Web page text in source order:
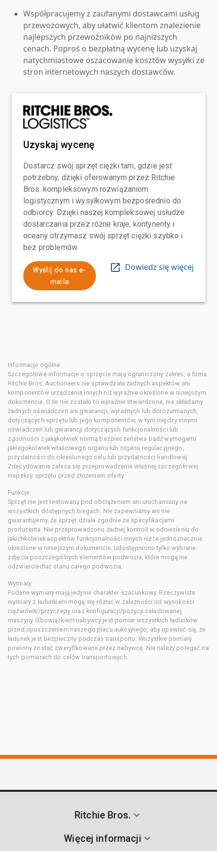
Współpracujemy z zaufanymi dostawcami usług
przewozowych, aby ułatwić klientom znalezienie
najlepszych przewoźników po najniższych
cenach. Poproś o bezpłatną wycenę lub uzyskaj
natychmiastowe oszacowanie kosztów wysyłki ze
stron internetowych naszych dostawców.
Uzyskaj wycenę
Dostarcz swój sprzęt ciężki tam, gdzie jest
potrzebny, dzięki oferowanym przez Ritchie
Bros. kompleksowym rozwiązaniom
logistycznym i wysyłkowym bezpośrednio do
odbiorcy. Dzięki naszej kompleksowej usłudze
dostarczania przez różne kraje, kontynenty i
oceany otrzymasz swój sprzęt ciężki szybko i
bez problemów.
Wyślij do nas e-
maila
Dowiedz się więcej
Informacje ogólne
Szczegółowe informacje o sprzęcie mają ograniczony zakres, a firma
Ritchie Bros. Auctioneers nie sprawdzała żadnych aspektów ani
komponentów urządzenia innych niż wyraźnie określone w niniejszym
dokumencie. O ile nie zostało to wyraźnie stwierdzone, nie składamy
żadnych oświadczeń ani gwarancji, wyraźnych lub dorozumianych,
dotyczących sprzętu lub jego komponentów, w tym między innymi
oświadczeń lub gwarancji dotyczących funkcjonalności lub
zgodności z jakąkolwiek normą bezpieczeństwa bądź wymogami
jakiegokolwiek właściwego organu lub organu regulacyjnego,
przydatności do określonego celu lub przydatności handlowej.
Zdecydowanie zaleca się przeprowadzenie własnej szczegółowej
inspekcji sprzętu przed złożeniem oferty.
Funkcje
Sprzęt nie jest testowany pod obciążeniem ani uruchamiany na
wszystkich dostępnych biegach. Nie zapewniamy ani nie
gwarantujemy, że sprzęt działa zgodnie ze specyfikacjami
producenta. Nie przeprowadzono żadnej kontroli w odniesieniu do
jakichkolwiek aspektów funkcjonalności innych niż te jednoznacznie
określone w niniejszym dokumencie. Udostępniono tylko wybrane
zdjęcia poszczególnych elementów podwozia, które mogą nie
odzwierciedlać stanu całego podwozia.
Wymiary
Podane wymiary mają jedynie charakter szacunkowy. Rzeczywiste
wymiary z ładunkiem mogą się różnić w zależności od wysokości
ciężarówki/przyczepy oraz konfiguracji/pozycji załadowanej
maszyny. Obowiązkiem nabywcy jest pomiar wszystkich ładunków
przed opuszczeniem naszego placu aukcyjnego, aby upewnić się, że
ładunek jest bezpieczny podczas transportu. Wszystkie pomiary
powinny zostać zweryfikowane przez nabywcę. Nie należy polegać na
tych pomiarach do celów transportowych.
Ritchie Bros.
Więcej informacji